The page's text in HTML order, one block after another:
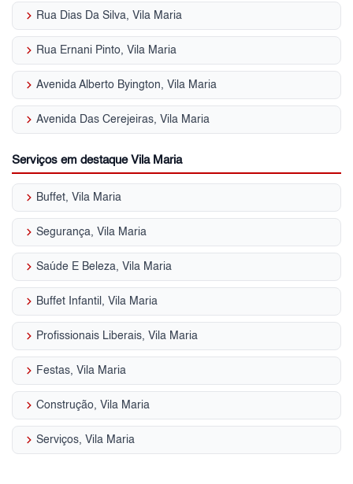
keyboard_arrow_right Rua Dias Da Silva, Vila Maria
keyboard_arrow_right Rua Ernani Pinto, Vila Maria
keyboard_arrow_right Avenida Alberto Byington, Vila Maria
keyboard_arrow_right Avenida Das Cerejeiras, Vila Maria
Serviços em destaque Vila Maria
keyboard_arrow_right Buffet, Vila Maria
keyboard_arrow_right Segurança, Vila Maria
keyboard_arrow_right Saúde E Beleza, Vila Maria
keyboard_arrow_right Buffet Infantil, Vila Maria
keyboard_arrow_right Profissionais Liberais, Vila Maria
keyboard_arrow_right Festas, Vila Maria
keyboard_arrow_right Construção, Vila Maria
keyboard_arrow_right Serviços, Vila Maria